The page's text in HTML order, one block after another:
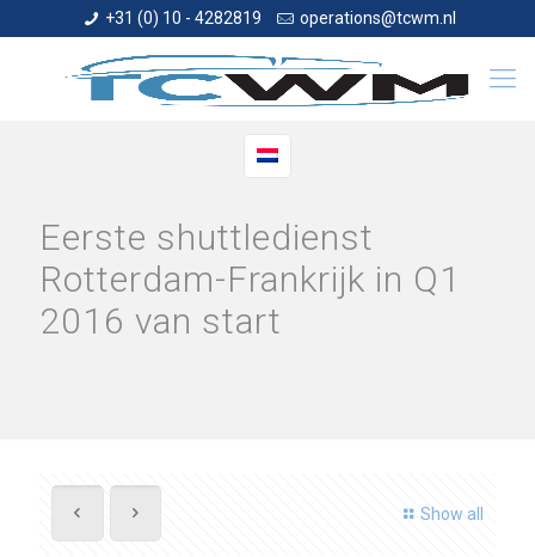
+31 (0) 10 - 4282819 operations@tcwm.nl
Eerste shuttledienst
Rotterdam-Frankrijk in Q1
2016 van start
Show all